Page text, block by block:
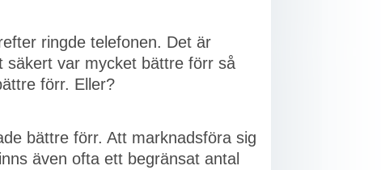
ringde telefonen. Det är
säkert var mycket bättre förr så
förr. Eller?
bättre förr. Att marknadsföra sig
även ofta ett begränsat antal